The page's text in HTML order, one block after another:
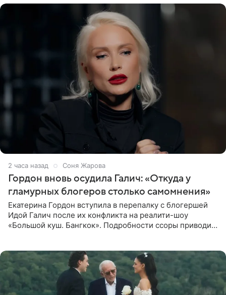
2 часа назад Соня Жарова
Гордон вновь осудила Галич: «Откуда у
гламурных блогеров столько самомнения»
Екатерина Гордон вступила в перепалку с блогершей
Идой Галич после их конфликта на реалити-шоу
«Большой куш. Бангкок». Подробности ссоры приводит